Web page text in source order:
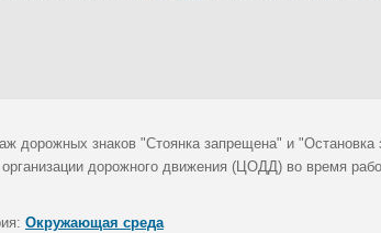
дорожных знаков "Стоянка запрещена" и
дорожного движения (ЦОДД) во время
Окружающая среда